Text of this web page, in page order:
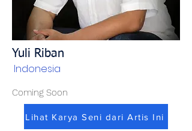
Yuli Riban
Indonesia
Coming Soon
Lihat Karya Seni dari Artis Ini